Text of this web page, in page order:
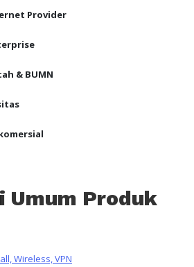
Provider
& BUMN
Umum Produk
Wireless, VPN